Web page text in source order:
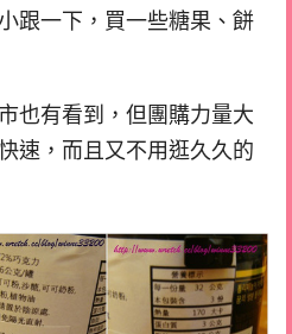
跟一下，買一些糖果、餅
也有看到，但團購力量大
速，而且又不用逛久久的